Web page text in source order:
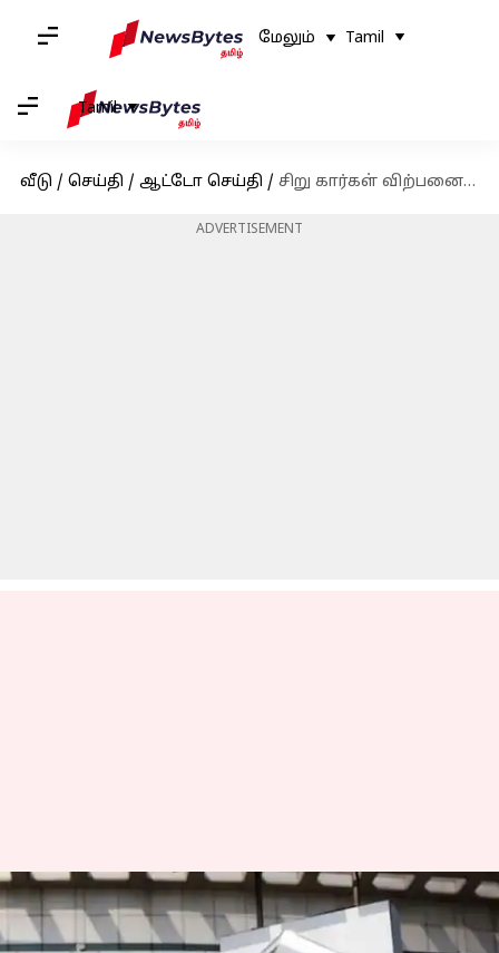
மேலும் Tamil
Tamil
வீடு / செய்தி / ஆட்டோ செய்தி / சிறு கார்கள் விற்பனையில் புதிய எழுச்சி; ஜிஎஸ்டி குறைப்பால் மாருதி சுஸூகிக்கு 3.5 லட்சம் முன்பதிவுகள்
ADVERTISEMENT
சிறு கார்கள்
விற்பனையில் புதிய